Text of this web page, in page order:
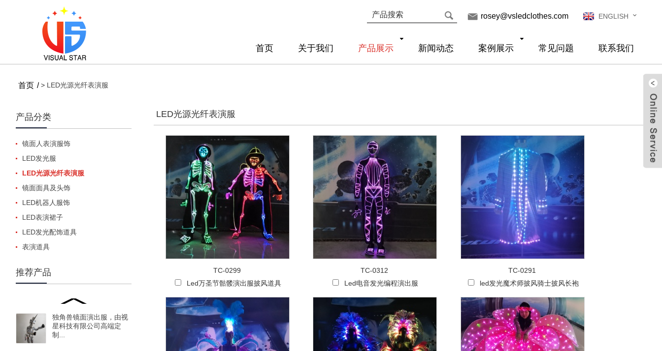
rosey@vsledclothes.com ENGLISH
首页 关于我们 产品展示 新闻动态 案例展示 常见问题 联系我们
首页 > LED光源光纤表演服
产品分类
镜面人表演服饰
LED发光服
LED光源光纤表演服
镜面面具及头饰
LED机器人服饰
LED表演裙子
LED发光配饰道具
表演道具
推荐产品
独角兽镜面演出服，由视
星科技有限公司高端定
制...
LED光源光纤表演服
TC-0299
Led万圣节骷髅演出服披风道具
TC-0312
Led电音发光编程演出服
TC-0291
led发光魔术师披风骑士披风长袍